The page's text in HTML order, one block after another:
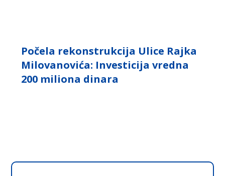
Počela rekonstrukcija Ulice Rajka
Milovanovića: Investicija vredna
200 miliona dinara